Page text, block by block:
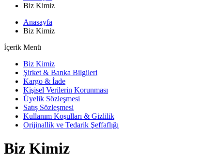
Biz Kimiz
Anasayfa
Biz Kimiz
İçerik Menü
Biz Kimiz
Şirket & Banka Bilgileri
Kargo & İade
Kişisel Verilerin Korunması
Üyelik Sözleşmesi
Satış Sözleşmesi
Kullanım Koşulları & Gizlilik
Orijinallik ve Tedarik Şeffaflığı
Biz Kimiz